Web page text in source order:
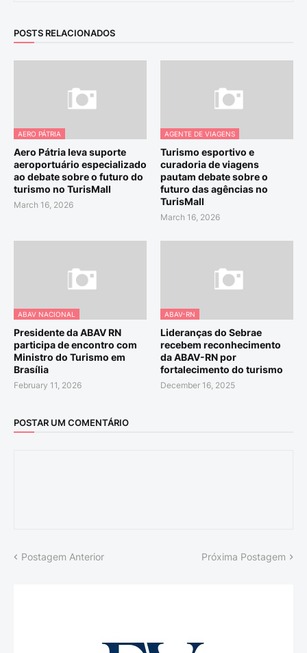
POSTS RELACIONADOS
AERO PÁTRIA
Aero Pátria leva suporte
aeroportuário especializado
ao debate sobre o futuro do
turismo no TurisMall
March 16, 2026
AGENTE DE VIAGENS
Turismo esportivo e
curadoria de viagens
pautam debate sobre o
futuro das agências no
TurisMall
March 16, 2026
ABAV NACIONAL
Presidente da ABAV RN
participa de encontro com
Ministro do Turismo em
Brasília
February 11, 2026
ABAV-RN
Lideranças do Sebrae
recebem reconhecimento
da ABAV-RN por
fortalecimento do turismo
December 16, 2025
POSTAR UM COMENTÁRIO
Postagem Anterior Próxima Postagem